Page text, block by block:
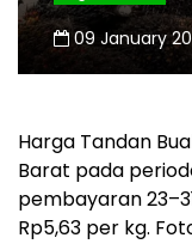
09 January
Harga Tandan
Barat pada
pembayaran
Rp5,63 per kg.